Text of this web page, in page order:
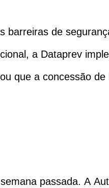
barreiras de
a Dataprev
que a concessão
passada. A